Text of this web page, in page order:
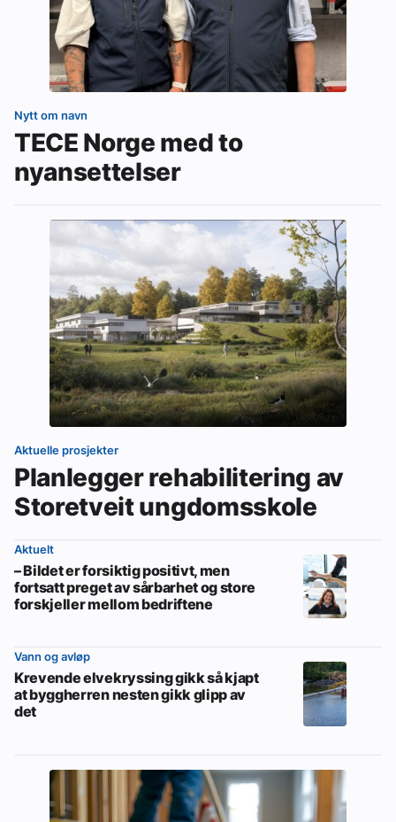
Nytt om navn
TECE Norge med to
nyansettelser
Aktuelle prosjekter
Planlegger rehabilitering av
Storetveit ungdomsskole
Aktuelt
– Bildet er forsiktig positivt, men
fortsatt preget av sårbarhet og store
forskjeller mellom bedriftene
Vann og avløp
Krevende elvekryssing gikk så kjapt
at byggherren nesten gikk glipp av
det